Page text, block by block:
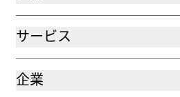
サービス
企業